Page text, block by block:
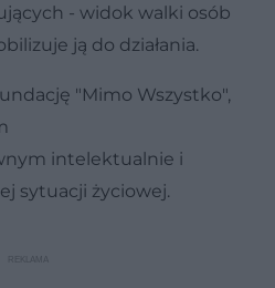
- widok walki osób
ją do działania.
"Mimo Wszystko",
intelektualnie i
sytuacji życiowej.